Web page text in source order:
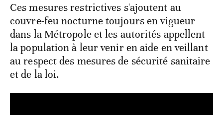
Ces mesures restrictives s'ajoutent au
couvre-feu nocturne toujours en vigueur
dans la Métropole et les autorités appellent
la population à leur venir en aide en veillant
au respect des mesures de sécurité sanitaire
et de la loi.